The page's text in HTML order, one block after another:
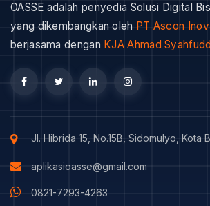
OASSE adalah penyedia Solusi Digital
yang dikembangkan oleh PT Ascon
berjasama dengan KJA Ahmad
Jl. Hibrida 15, No.15B, Sidomulyo, Kota
aplikasioasse@gmail.com
0821-7293-4263